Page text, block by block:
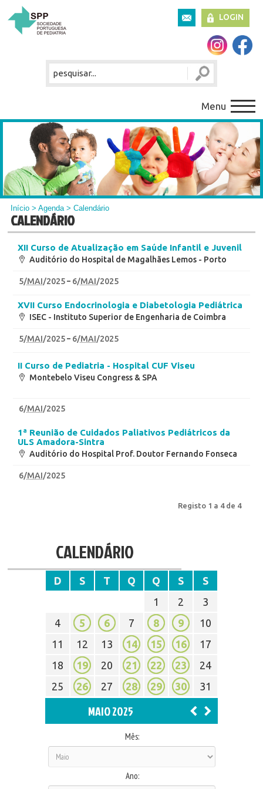
LOGIN
Menu
Início >Agenda> Calendário
CALENDÁRIO
XII Curso de Atualização em Saúde Infantil e Juvenil
Auditório do Hospital de Magalhães Lemos - Porto
5/MAI/2025 6/MAI/2025
XVII Curso Endocrinologia e Diabetologia Pediátrica
ISEC - Instituto Superior de Engenharia de Coimbra
5/MAI/2025 6/MAI/2025
II Curso de Pediatria - Hospital CUF Viseu
Montebelo Viseu Congress & SPA
6/MAI/2025
1ª Reunião de Cuidados Paliativos Pediátricos da
ULS Amadora-Sintra
Auditório do Hospital Prof. Doutor Fernando Fonseca
6/MAI/2025
Registo 1 a 4 de 4
CALENDÁRIO
D S T Q Q S
S
1
2
3
4
5 6 7 8 9
10
11
12 13 14 15 16
17
18
19 20 21 22 23
24
25
26 27 28 29 30 31
MAIO 2025
Mês:
Ano: